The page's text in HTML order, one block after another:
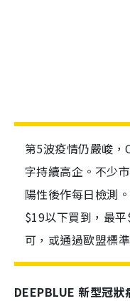
第5波疫情仍嚴峻
字持續高企。不少
陽性後作每日檢測
$19以下買到，最
可，或通過歐盟標
DEEPBLUE 新型冠